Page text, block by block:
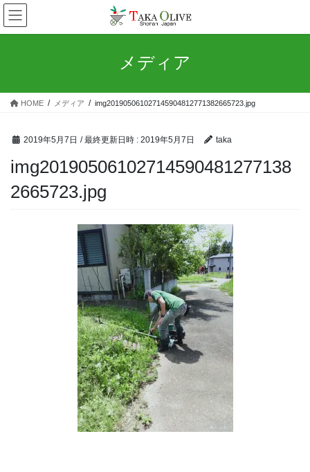
コ
ン
テ
ス
ナ
ビ
ゲ
ン
メディア
HOME メディア img201905061027145904812771382665723.jpg
2019年5月7日 / 最終更新日時 : 2019年5月7日 taka
img20190506102714590481277138
2665723.jpg